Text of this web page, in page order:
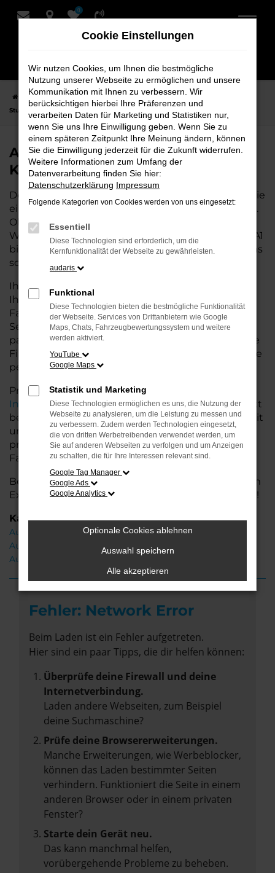
Zum
0
Startseite Stuhr Audi
Audi A1 Fahrzeuge bei Schmidt + Koch für
Stuhr
Audi A1 Fahrzeuge bei Schmidt +
Koch für Stuhr
Der Audi A1 ist die perfekte Wahl für alle in Stuhr, die
ein zuverlässiges und modernes Fahrzeug suchen.
Ob für den täglichen Arbeitsweg,
Wochenendausflüge oder lange Reisen, der Audi A1
bietet Komfort, Effizienz und modernes Design, das
sowohl in der Stadt als auch auf dem Land glänzt.
Ihr Audi Autohaus in der Nähe von Stuhr bietet
Ihnen neben einer breiten Auswahl an Audi
Fahrzeugen auch umfassende Beratung und
Service. Wir unterstützen Sie bei der Auswahl des
passenden Modells und bieten maßgeschneiderte
Finanzierungslösungen sowie Leasingoptionen, die
perfekt zu Ihrem Budget und Bedarf passen.
Profitieren Sie von zusätzlichen Services wie
Inzahlungnahme,Wartung und Reparaturen direkt
bei Ihrem Audi Autohaus in der Nähe von Stuhr. Mit
unserer großen Auswahl an Fahrzeugen und der
professionellen Beratung finden Sie bei uns das
Fahrzeug, das Ihre Ansprüche erfüllt.
Besuchen Sie uns und lassen Sie sich von unserem
Expertenteam beraten – der Audi A1 wartet auf Sie!
Kategorie
Audi A1 Gebrauchtwagen Stuhr
Audi A1 Stuhr
Audi A1 Neuwagen Stuhr
Fehler: Network Error
Beim Laden ist ein Fehler aufgetreten.
Hier sind ein paar Tipps, die dir helfen können:
Überprüfe deine Firewall und deine
Internetverbindung.
Laden andere Webseiten, zum Beispiel
deine Suchmaschine?
Prüfe deine Browsererweiterungen.
Manche Erweiterungen, wie Werbeblocker,
können das Laden bestimmter Seiten
verhindern. Funktioniert die Seite in einem
anderen Browser oder in einem privaten
Fenster?
Starte dein Gerät neu.
Das kann manchmal helfen,
vorübergehende Probleme zu beheben.
Cookie Einstellungen
Wir nutzen Cookies, um Ihnen die bestmögliche
Nutzung unserer Webseite zu ermöglichen und unsere
Kommunikation mit Ihnen zu verbessern. Wir
berücksichtigen hierbei Ihre Präferenzen und
verarbeiten Daten für Marketing und Statistiken nur,
wenn Sie uns Ihre Einwilligung geben. Wenn Sie zu
einem späteren Zeitpunkt Ihre Meinung ändern, können
Sie die Einwilligung jederzeit für die Zukunft widerrufen.
Weitere Informationen zum Umfang der
Datenverarbeitung finden Sie hier:
Datenschutzerklärung Impressum
Folgende Kategorien von Cookies werden von uns eingesetzt:
Essentiell
Diese Technologien sind erforderlich, um die
Kernfunktionalität der Webseite zu gewährleisten.
audaris
Funktional
Diese Technologien bieten die bestmögliche Funktionalität
der Webseite. Services von Drittanbietern wie Google
Maps, Chats, Fahrzeugbewertungssystem und weitere
werden aktiviert.
YouTube
Google Maps
Statistik und Marketing
Diese Technologien ermöglichen es uns, die Nutzung der
Webseite zu analysieren, um die Leistung zu messen und
zu verbessern. Zudem werden Technologien eingesetzt,
die von dritten Werbetreibenden verwendet werden, um
Sie auf anderen Webseiten zu verfolgen und um Anzeigen
zu schalten, die für Ihre Interessen relevant sind.
Google Tag Manager
Google Ads
Google Analytics
Optionale Cookies ablehnen
Auswahl speichern
Alle akzeptieren